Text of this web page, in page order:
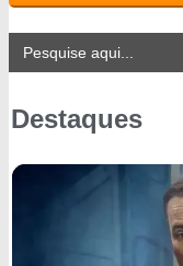
Search
for:
Destaques